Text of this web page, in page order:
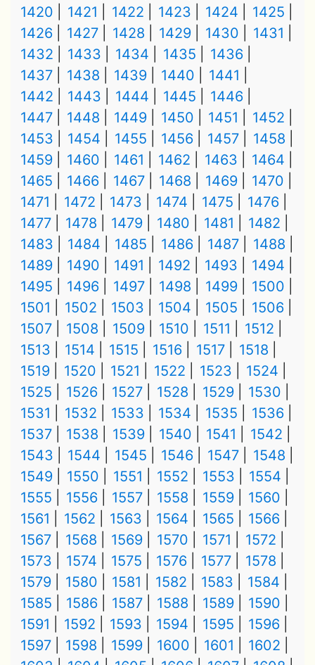
1420
1421 1422 1423 1424
1425
1426
1427 1428 1429 1430
1431
1432
1433 1434 1435
1436
1437
1438 1439 1440
1441
1442
1443 1444 1445
1446
1447
1448 1449 1450 1451
1452
1453
1454 1455 1456 1457
1458
1459
1460 1461 1462 1463
1464
1465
1466 1467 1468 1469
1470
1471
1472 1473 1474 1475
1476
1477
1478 1479 1480 1481
1482
1483
1484 1485 1486 1487
1488
1489
1490 1491 1492 1493
1494
1495
1496 1497 1498 1499
1500
1501
1502 1503 1504 1505
1506
1507
1508 1509 1510 1511
1512
1513
1514 1515 1516 1517
1518
1519
1520 1521 1522 1523
1524
1525
1526 1527 1528 1529
1530
1531
1532 1533 1534 1535
1536
1537
1538 1539 1540 1541
1542
1543
1544 1545 1546 1547
1548
1549
1550 1551 1552 1553
1554
1555
1556 1557 1558 1559
1560
1561
1562 1563 1564 1565
1566
1567
1568 1569 1570 1571
1572
1573
1574 1575 1576 1577
1578
1579
1580 1581 1582 1583
1584
1585
1586 1587 1588 1589
1590
1591
1592 1593 1594 1595
1596
1597
1598 1599 1600 1601
1602